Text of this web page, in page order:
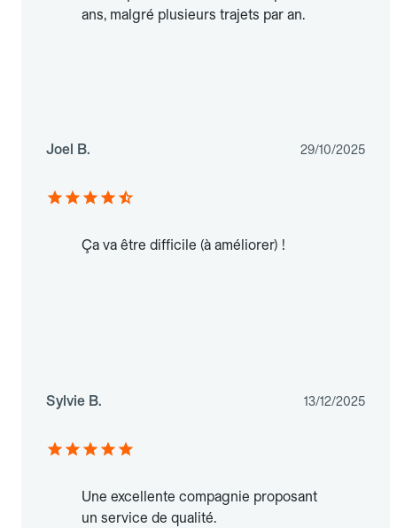
ans, malgré plusieurs trajets par an.
Joel B. 29/10/2025
Ça va être difficile (à améliorer) !
Sylvie B. 13/12/2025
Une excellente compagnie proposant
un service de qualité.